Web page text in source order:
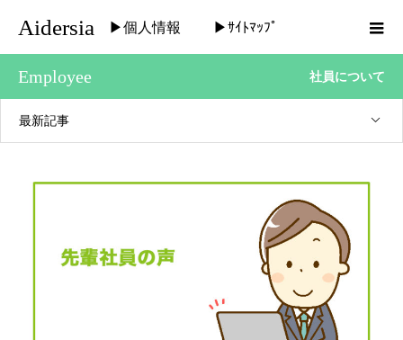
Aidersia ▶個人情報 ▶ｻｲﾄﾏｯﾌﾟ
Employee 社員について
最新記事